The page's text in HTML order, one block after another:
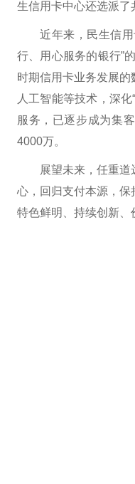
生信用卡中心还选派
近年来，民生信
行、用心服务的银行”
时期信用卡业务发展
人工智能等技术，深
服务，已逐步成为集
4000万。
展望未来，任重
心，回归支付本源，
特色鲜明、持续创新